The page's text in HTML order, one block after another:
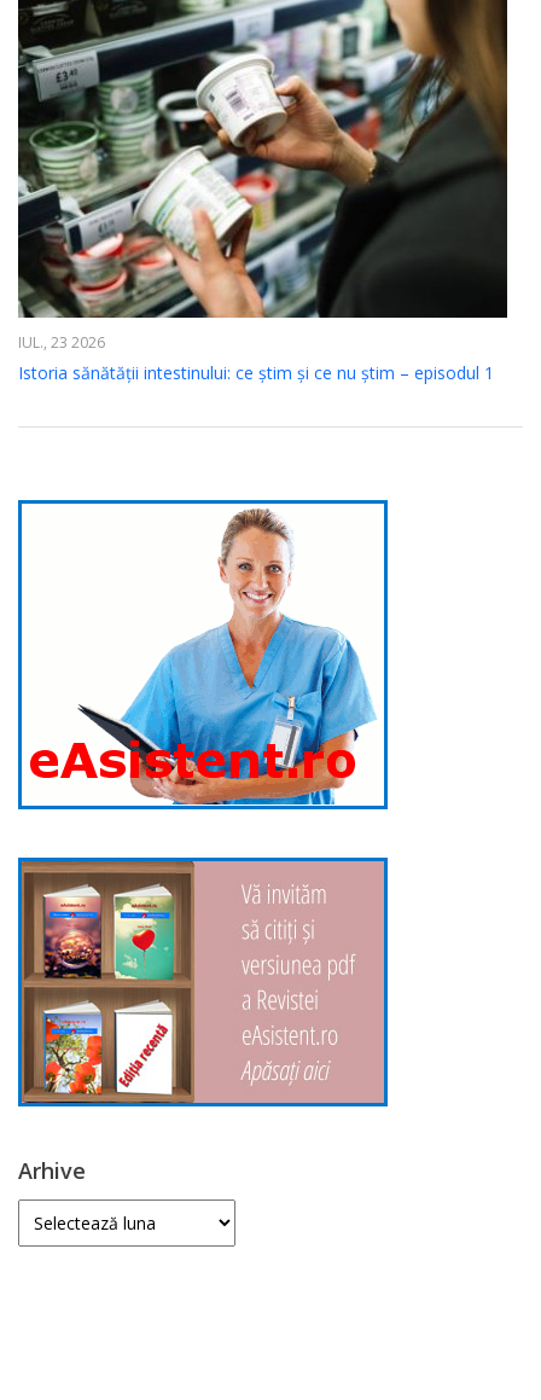
IUL., 23 2026
Istoria sănătății intestinului: ce știm și ce nu știm – episodul 1
Arhive
Arhive